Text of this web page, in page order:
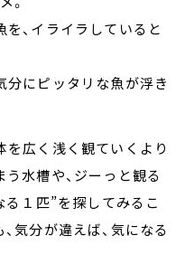
、イライラしていると
分にピッタリな魚が浮き
広く浅く観ていくより
水槽や、ジーっと観る
１匹”を探してみるこ
気分が違えば、気になる